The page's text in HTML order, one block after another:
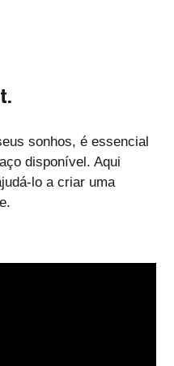
sonhos, é essencial
disponível. Aqui
lo a criar uma